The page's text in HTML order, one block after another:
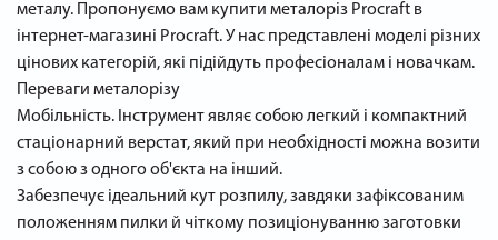
металу. Пропонуємо вам купити металоріз Procraft в
інтернет-магазині Procraft. У нас представлені моделі різних
цінових категорій, які підійдуть професіоналам і новачкам.
Переваги металорізу
Мобільність. Інструмент являє собою легкий і компактний
стаціонарний верстат, який при необхідності можна возити
з собою з одного об'єкта на інший.
Забезпечує ідеальний кут розпилу, завдяки зафіксованим
положенням пилки й чіткому позиціонуванню заготовки